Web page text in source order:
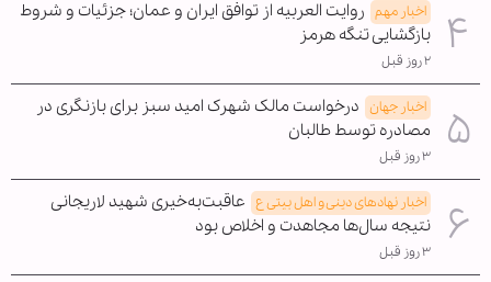
اخبار مهم روایت العربیه از توافق ایران و عمان؛ جزئیات و شروط
بازگشایی تنگه هرمز
۲ روز قبل
اخبار جهان درخواست مالک شهرک امید سبز برای بازنگری در
مصادره توسط طالبان
۳ روز قبل
اخبار نهادهای دینی و اهل بیتی ع عاقبت‌به‌خیری شهید لاریجانی
نتیجه سال‌ها مجاهدت و اخلاص بود
۳ روز قبل